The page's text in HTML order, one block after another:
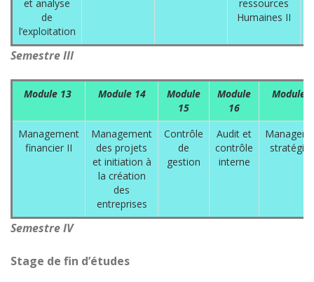
et analyse
de
l’exploitation
ressources
Humaines II
Semestre III
Module 13 Module 14
Module
15
Module
16
Module
Management
financier II
Management
des projets
et initiation à
la création
des
entreprises
Contrôle
de
gestion
Audit et
contrôle
interne
Semestre IV
Stage de fin d’études